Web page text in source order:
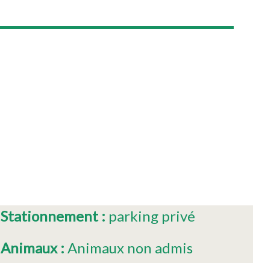
Stationnement : parking privé
Animaux : Animaux non admis